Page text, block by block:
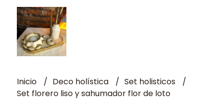
Inicio Deco holística
Set holisticos
Set florero liso y sahumador flor de loto